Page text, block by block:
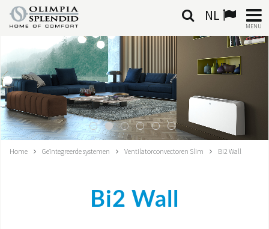
NL
MENU
NEDERLANDSE
HOME
KLIMAATREGELING
VERWARMING
GEÏNTEGREERDE SYSTEMEN
Home Geïntegreerde systemen Ventilatorconvectoren Slim Bi2 Wall
Bi2 Wall